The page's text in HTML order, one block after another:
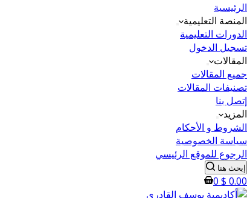
الرئيسية
المنصة التعليمية
الدورات التعليمية
تسجيل الدخول
المقالات
جميع المقالات
تصنيفات المقالات
إتصل بنا
المزيد
الشروط و الأحكام
سياسة الخصوصية
الرجوع للموقع الرئيسي
إبحث هنا
0.00
$
0